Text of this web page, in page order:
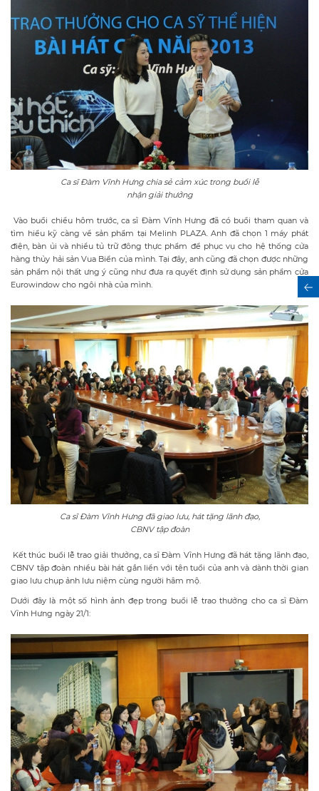
Ca sĩ Đàm Vĩnh Hưng chia sẻ cảm xúc trong buổi lễ
nhận giải thưởng
Vào buổi chiều hôm trước, ca sĩ Đàm Vĩnh Hưng đã có buổi tham quan và
tìm hiểu kỹ càng về sản phẩm tại Melinh PLAZA. Anh đã chọn 1 máy phát
điện, bàn ủi và nhiều tủ trữ đông thực phẩm để phục vụ cho hệ thống cửa
hàng thủy hải sản Vua Biển của mình. Tại đây, anh cũng đã chọn được những
sản phẩm nội thất ưng ý cũng như đưa ra quyết định sử dụng sản phẩm cửa
Eurowindow cho ngôi nhà của mình.
Ca sĩ Đàm Vĩnh Hưng đã giao lưu, hát tặng lãnh đạo,
CBNV tập đoàn
Kết thúc buổi lễ trao giải thưởng, ca sĩ Đàm Vĩnh Hưng đã hát tặng lãnh đạo,
CBNV tập đoàn nhiều bài hát gắn liền với tên tuổi của anh và dành thời gian
giao lưu chụp ảnh lưu niệm cùng người hâm mộ.
Dưới đây là một số hình ảnh đẹp trong buổi lễ trao thưởng cho ca sĩ Đàm
Vĩnh Hưng ngày 21/1:
Đăng ký